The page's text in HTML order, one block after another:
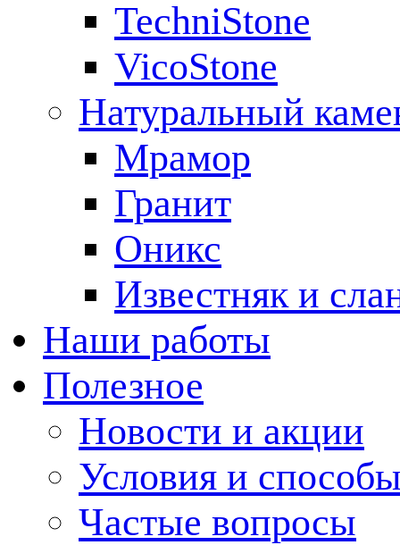
TechniStone
VicoStone
Натуральный
Мрамор
Гранит
Оникс
Известняк и
Наши работы
Полезное
Новости и акции
Условия и
Частые вопросы